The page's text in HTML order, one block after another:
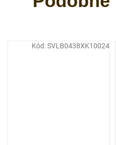
Kód:SVLB0438XK10024